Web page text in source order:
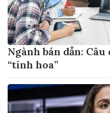
Ngành bán dẫn:
“tinh hoa”